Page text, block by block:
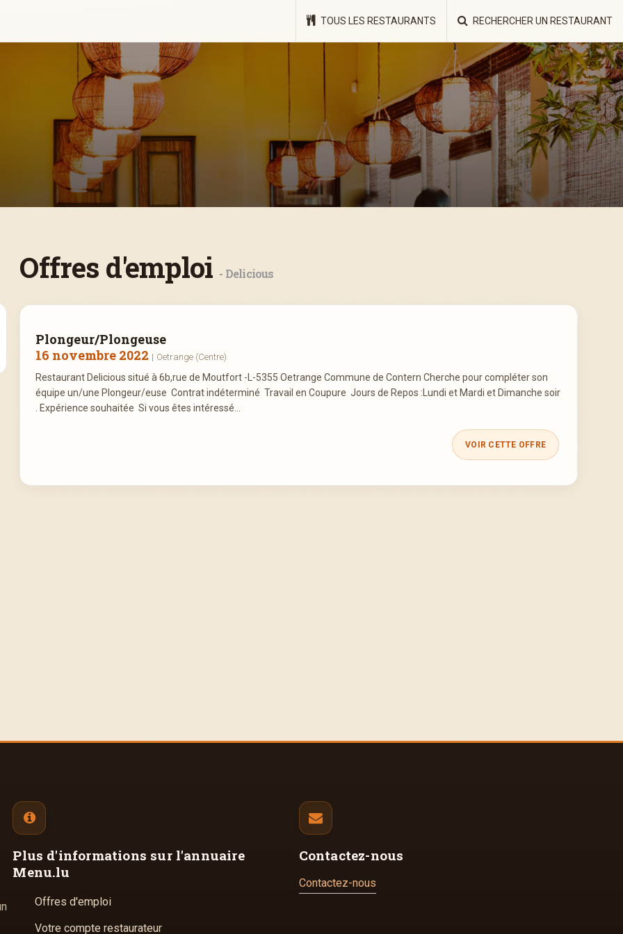
TOUS LES RESTAURANTS RECHERCHER UN RESTAURANT
Offres d'emploi - Delicious
Plongeur/Plongeuse
16 novembre 2022 | Oetrange (Centre)
Restaurant Delicious situé à 6b,rue de Moutfort -L-5355 Oetrange Commune de Contern Cherche pour compléter son
équipe un/une Plongeur/euse Contrat indéterminé Travail en Coupure Jours de Repos :Lundi et Mardi et Dimanche soir
. Expérience souhaitée Si vous êtes intéressé...
VOIR CETTE OFFRE
Plus d'informations sur l'annuaire
Menu.lu
Offres d'emploi
Votre compte restaurateur
Contactez-nous
Contactez-nous